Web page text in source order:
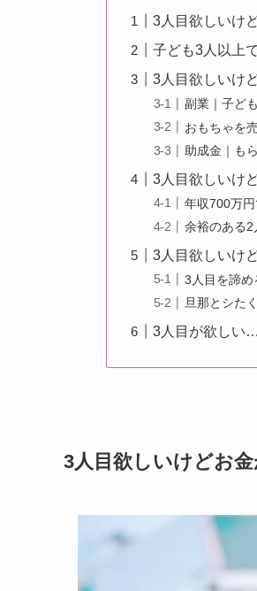
3人目欲しいけ
子ども3人以上
3人目欲しいけ
副業｜子ど
おもちゃを
助成金｜も
3人目欲しいけ
年収700万
余裕のある2
3人目欲しいけ
3人目を諦め
旦那とシた
3人目が欲しい
3人目欲しいけどお